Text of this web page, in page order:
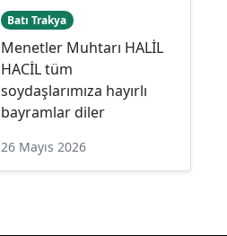
Batı Trakya
Menetler Muhtarı HALİL
HACİL tüm
soydaşlarımıza hayırlı
bayramlar diler
26 Mayıs 2026